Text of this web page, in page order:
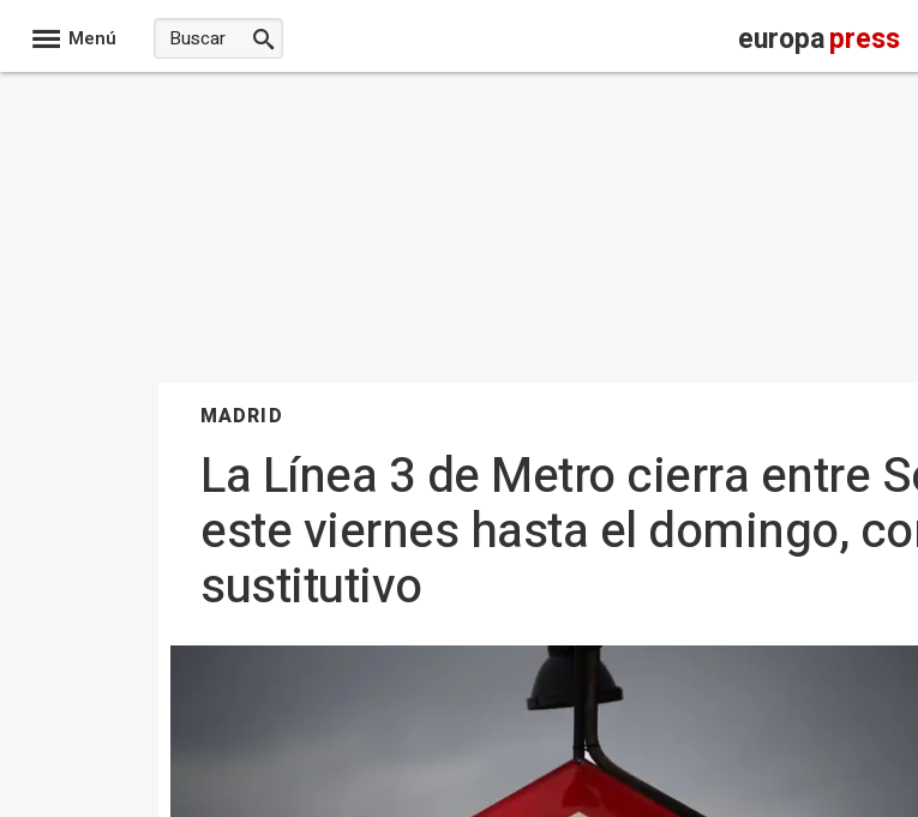
Menú europapress
MADRID
La Línea 3 de Metro cierra entre
este viernes hasta el domingo,
sustitutivo